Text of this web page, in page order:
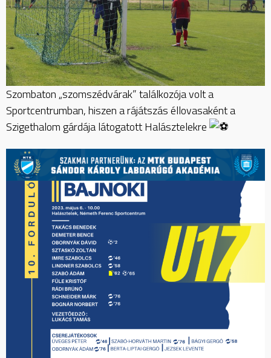
Szombaton „szomszédvárak” találkozója volt a
Sportcentrumban, hiszen a rájátszás éllovasaként a
Szigethalom gárdája látogatott Halásztelekre